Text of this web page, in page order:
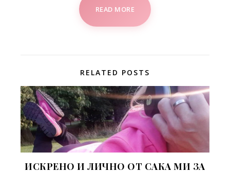
READ MORE
RELATED POSTS
ИСКРЕНО И ЛИЧНО ОТ САКА МИ ЗА